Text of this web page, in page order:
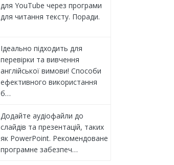
для YouTube через програми
для читання тексту. Поради.
Ідеально підходить для
перевірки та вивчення
англійської вимови! Способи
ефективного використання
б…
Додайте аудіофайли до
слайдів та презентацій, таких
як PowerPoint. Рекомендоване
програмне забезпеч…